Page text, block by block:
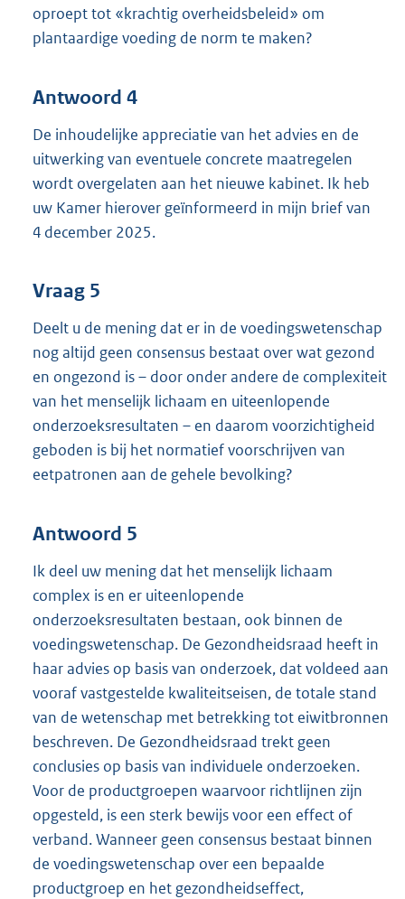
oproept tot «krachtig overheidsbeleid» om
plantaardige voeding de norm te maken?
Antwoord 4
De inhoudelijke appreciatie van het advies en de
uitwerking van eventuele concrete maatregelen
wordt overgelaten aan het nieuwe kabinet. Ik heb
uw Kamer hierover geïnformeerd in mijn brief van
4 december 2025.
Vraag 5
Deelt u de mening dat er in de voedingswetenschap
nog altijd geen consensus bestaat over wat gezond
en ongezond is – door onder andere de complexiteit
van het menselijk lichaam en uiteenlopende
onderzoeksresultaten – en daarom voorzichtigheid
geboden is bij het normatief voorschrijven van
eetpatronen aan de gehele bevolking?
Antwoord 5
Ik deel uw mening dat het menselijk lichaam
complex is en er uiteenlopende
onderzoeksresultaten bestaan, ook binnen de
voedingswetenschap. De Gezondheidsraad heeft in
haar advies op basis van onderzoek, dat voldeed aan
vooraf vastgestelde kwaliteitseisen, de totale stand
van de wetenschap met betrekking tot eiwitbronnen
beschreven. De Gezondheidsraad trekt geen
conclusies op basis van individuele onderzoeken.
Voor de productgroepen waarvoor richtlijnen zijn
opgesteld, is een sterk bewijs voor een effect of
verband. Wanneer geen consensus bestaat binnen
de voedingswetenschap over een bepaalde
productgroep en het gezondheidseffect,